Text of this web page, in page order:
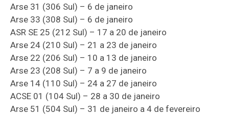
Arse 31 (306 Sul) – 6 de janeiro
Arse 33 (308 Sul) – 6 de janeiro
ASR SE 25 (212 Sul) – 17 a 20 de janeiro
Arse 24 (210 Sul) – 21 a 23 de janeiro
Arse 22 (206 Sul) – 10 a 13 de janeiro
Arse 23 (208 Sul) – 7 a 9 de janeiro
Arse 14 (110 Sul) – 24 a 27 de janeiro
ACSE 01 (104 Sul) – 28 a 30 de janeiro
Arse 51 (504 Sul) – 31 de janeiro a 4 de fevereiro